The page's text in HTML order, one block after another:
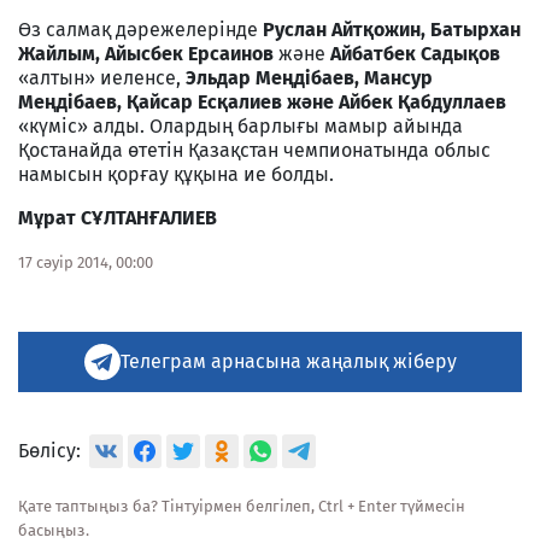
Өз салмақ дәрежелерінде Руслан Айтқожин, Батырхан
Жайлым, Айысбек Ерсаинов және Айбатбек Садықов
«алтын» иеленсе, Эльдар Меңдібаев, Мансур
Меңдібаев, Қайсар Есқалиев және Айбек Қабдуллаев
«күміс» алды. Олардың барлығы мамыр айында
Қостанайда өтетін Қазақстан чемпионатында облыс
намысын қорғау құқына ие болды.
Мұрат СҰЛТАНҒАЛИЕВ
17 сәуір 2014, 00:00
Телеграм арнасына жаңалық жіберу
Бөлісу:
Қате таптыңыз ба? Тінтуірмен белгілеп, Ctrl + Enter түймесін
басыңыз.